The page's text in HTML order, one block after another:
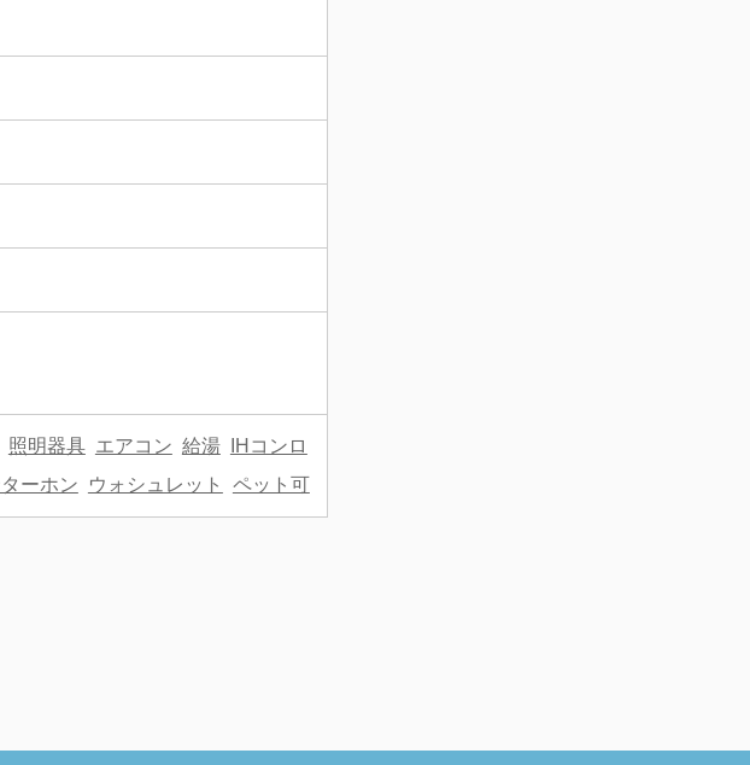
照明器具 エアコン 給湯
IHコンロ
ーホン ウォシュレット ペット可